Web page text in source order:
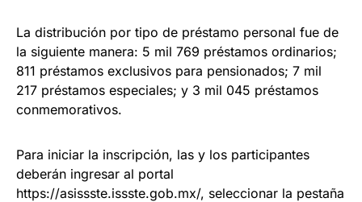
La distribución por tipo de préstamo personal fue de
la siguiente manera: 5 mil 769 préstamos ordinarios;
811 préstamos exclusivos para pensionados; 7 mil
217 préstamos especiales; y 3 mil 045 préstamos
conmemorativos.
Para iniciar la inscripción, las y los participantes
deberán ingresar al portal
https://asissste.issste.gob.mx/, seleccionar la pestaña